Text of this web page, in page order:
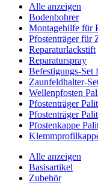
Alle anzeigen
Bodenbohrer
Montagehilfe für
Pfostenträger für
Reparaturlackstift
Reparaturspray
Befestigungs-Set
Zaunfeldhalter-
Wellenpfosten
Pfostenträger
Pfostenträger
Pfostenkappe
Alle anzeigen
Basisartikel
Zubehör